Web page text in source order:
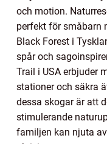
och motion.
perfekt för småbarn
Black Forest i
spår och
Trail i USA erbjuder
stationer och säkra
dessa skogar är att
stimulerande
familjen kan njuta